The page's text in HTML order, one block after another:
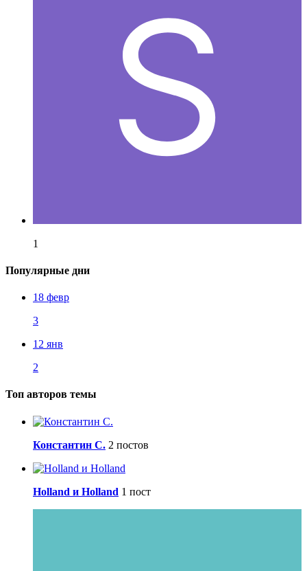
1
Популярные дни
18 февр
3
12 янв
2
Топ авторов темы
Константин С. 2 постов
Holland и Holland 1 пост